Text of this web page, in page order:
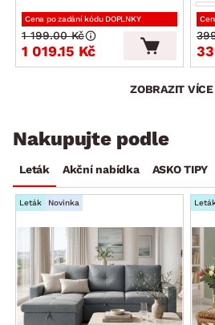
Cena po zadání kódu DOPLNKY
1 019.15 Kč
1 199.00 Kč
ZOBRAZIT VÍCE
Nakupujte podle
Leták Akční nabídka ASKO TIPY
Leták Novinka